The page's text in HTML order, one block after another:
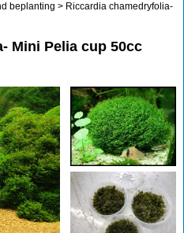
beplanting > Riccardia chamedryfolia-
Mini Pelia cup 50cc